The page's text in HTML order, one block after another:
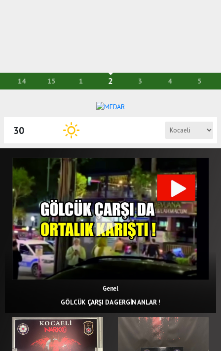
14 15 1 2 3 4 5
30
Genel
GÖLCÜK ÇARŞI DA GERGİN ANLAR !